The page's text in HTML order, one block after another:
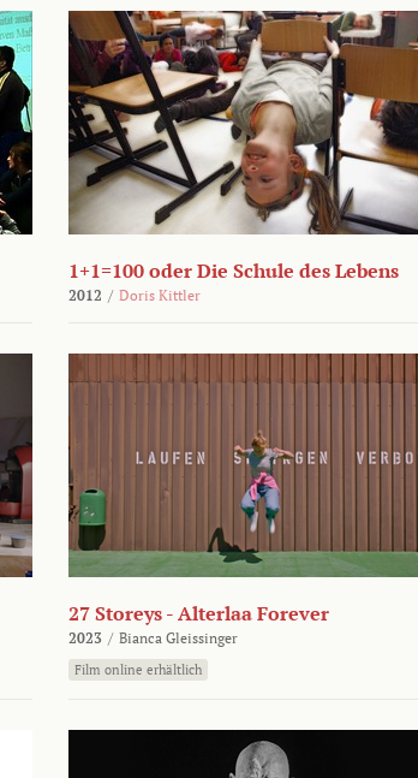
1+1=100 oder Die Schule des Lebens
2012 / Doris Kittler
27 Storeys - Alterlaa Forever
2023 / Bianca Gleissinger
Film online erhältlich